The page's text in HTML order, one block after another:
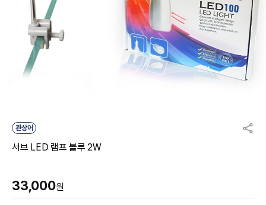
관상어
서브 LED 램프 블루 2W
33,000원